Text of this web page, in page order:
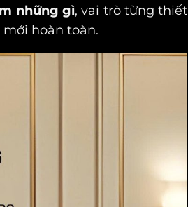
những gì, vai trò từng thiết
hoàn toàn.